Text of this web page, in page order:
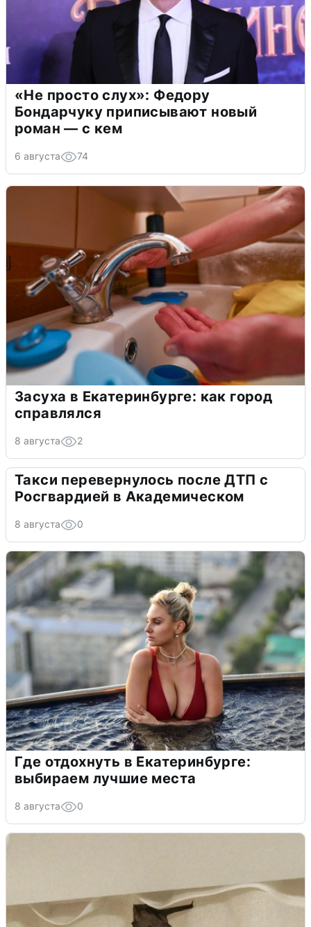
«Не просто слух»: Федору
Бондарчуку приписывают новый
роман — с кем
6 августа 74
Засуха в Екатеринбурге: как город
справлялся
8 августа 2
Такси перевернулось после ДТП с
Росгвардией в Академическом
8 августа 0
Где отдохнуть в Екатеринбурге:
выбираем лучшие места
8 августа 0